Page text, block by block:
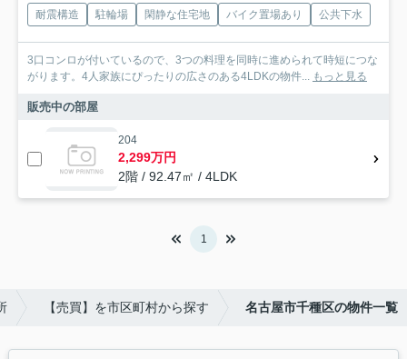
耐震構造 駐輪場 閑静な住宅地 バイク置場あり 公共下水
3口コンロが付いているので、3つの料理を同時に進められて時短につな
がります。4人家族にぴったりの広さのある4LDKの物件... もっと見る
販売中の部屋
204
2,299万円
2階 / 92.47㎡ / 4LDK
1
【売買】を市区町村から探す 名古屋市千種区の物件一覧